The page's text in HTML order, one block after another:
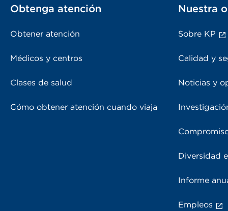
Obtenga atención
Obtener atención
Médicos y centros
Clases de salud
Cómo obtener atención cuando viaja
Nuestra
Sobre KP
Calidad y
Noticias y
Diversidad
Informe
Empleos